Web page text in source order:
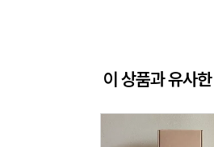
이 상품과 유사한